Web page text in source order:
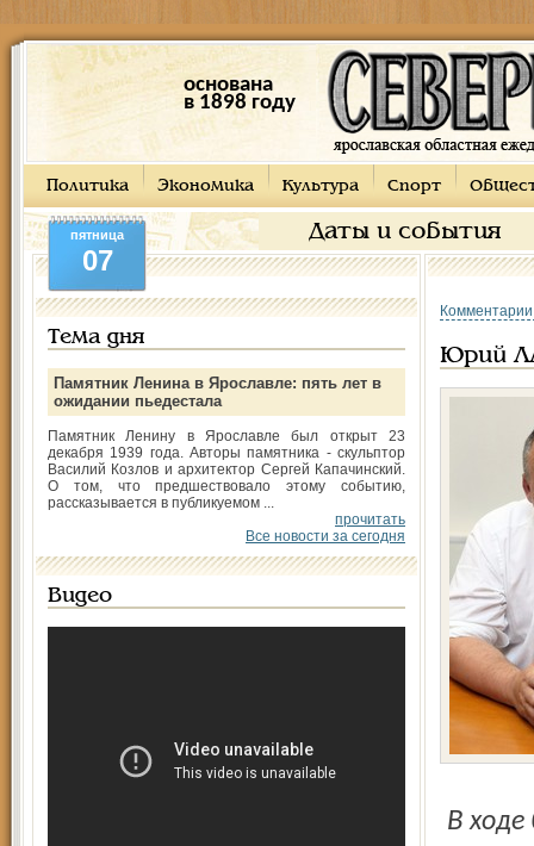
основана
в 1898 году
Политика Экономика Культура Спорт
Даты и события
пятница
07
Тема дня
Памятник Ленина в Ярославле: пять лет в
ожидании пьедестала
Памятник Ленину в Ярославле был открыт 23
декабря 1939 года. Авторы памятника - скульптор
Василий Козлов и архитектор Сергей Капачинский.
О том, что предшествовало этому событию,
рассказывается в публикуемом ...
прочитать
Все новости за сегодня
Видео
Юрий
В ходе беседы с мэром города Рыбинска Юрием